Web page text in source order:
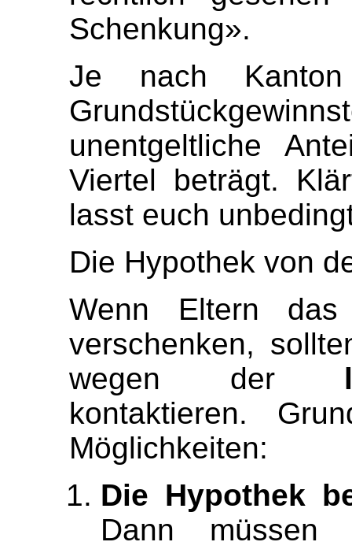
Schenkung».
Je nach
unentgeltliche
Viertel beträgt.
lasst euch
Die Hypothek von
Wenn Eltern
verschenken,
wegen der
kontaktieren.
Möglichkeiten:
Die Hypothek
Dann